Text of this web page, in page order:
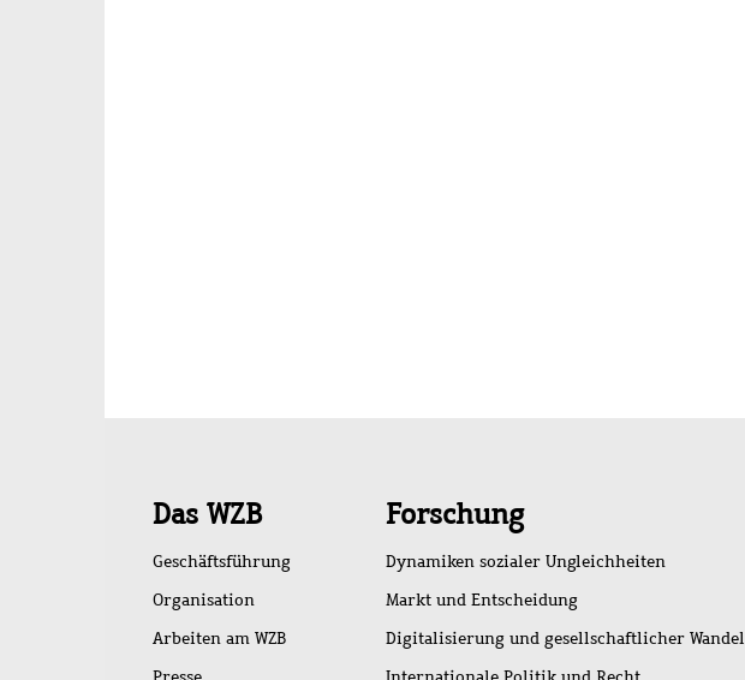
Schnellzugriff
Das WZB
Geschäftsführung
Organisation
Arbeiten am WZB
Forschung
Dynamiken sozialer Ungleichheiten
Markt und Entscheidung
Digitalisierung und gesellschaftlicher Wandel